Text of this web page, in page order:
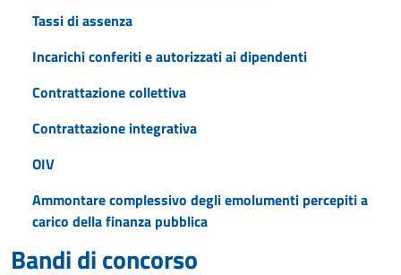
Tassi di assenza
Incarichi conferiti e autorizzati ai dipendenti
Contrattazione collettiva
Contrattazione integrativa
OIV
Ammontare complessivo degli emolumenti percepiti a
carico della finanza pubblica
Bandi di concorso